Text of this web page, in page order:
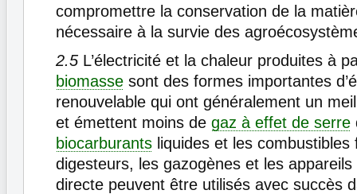
compromettre la conservation de la
nécessaire à la survie des
2.5 L’électricité et la chaleur produites à
biomasse sont des formes importantes
renouvelable qui ont généralement un
et émettent moins de gaz à effet de serre
biocarburants liquides et les combustibles
digesteurs, les gazogènes et les
directe peuvent être utilisés avec succès